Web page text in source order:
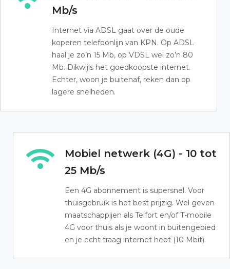
Mb/s
Internet via ADSL gaat over de oude
koperen telefoonlijn van KPN. Op ADSL
haal je zo’n 15 Mb, op VDSL wel zo’n 80
Mb. Dikwijls het goedkoopste internet.
Echter, woon je buitenaf, reken dan op
lagere snelheden.
Mobiel netwerk (4G) - 10 tot
25 Mb/s
Een 4G abonnement is supersnel. Voor
thuisgebruik is het best prijzig. Wel geven
maatschappijen als Telfort en/of T-mobile
4G voor thuis als je woont in buitengebied
en je echt traag internet hebt (10 Mbit).